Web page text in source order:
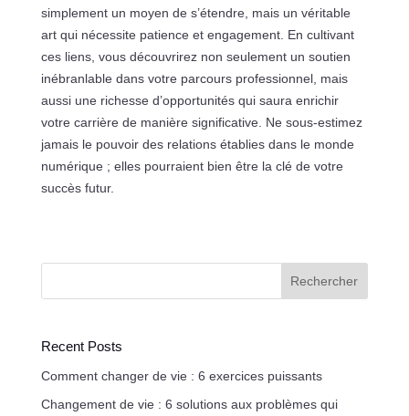
simplement un moyen de s’étendre, mais un véritable
art qui nécessite patience et engagement. En cultivant
ces liens, vous découvrirez non seulement un soutien
inébranlable dans votre parcours professionnel, mais
aussi une richesse d’opportunités qui saura enrichir
votre carrière de manière significative. Ne sous-estimez
jamais le pouvoir des relations établies dans le monde
numérique ; elles pourraient bien être la clé de votre
succès futur.
Rechercher
Recent Posts
Comment changer de vie : 6 exercices puissants
Changement de vie : 6 solutions aux problèmes qui